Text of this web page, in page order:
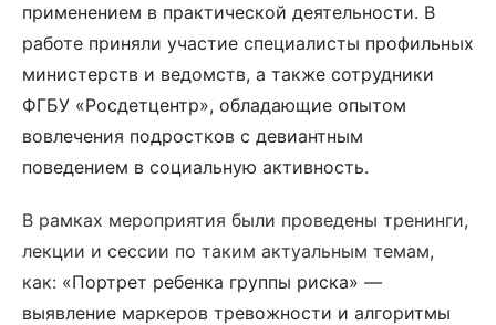
применением в практической деятельности. В
работе приняли участие специалисты профильных
министерств и ведомств, а также сотрудники
ФГБУ «Росдетцентр», обладающие опытом
вовлечения подростков с девиантным
поведением в социальную активность.
В рамках мероприятия были проведены тренинги,
лекции и сессии по таким актуальным темам,
как: «Портрет ребенка группы риска» —
выявление маркеров тревожности и алгоритмы